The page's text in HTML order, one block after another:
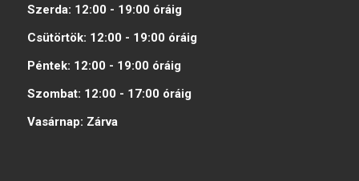
Szerda: 12:00 - 19:00 óráig
Csütörtök: 12:00 - 19:00 óráig
Péntek: 12:00 - 19:00 óráig
Szombat: 12:00 - 17:00 óráig
Vasárnap: Zárva